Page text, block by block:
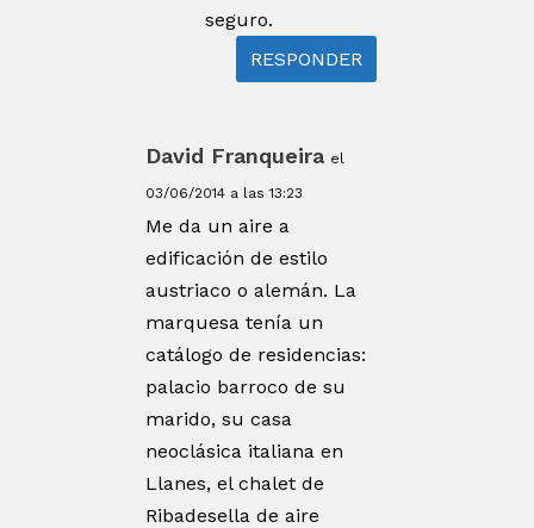
seguro.
RESPONDER
David Franqueira el
03/06/2014 a las 13:23
Me da un aire a
edificación de estilo
austriaco o alemán. La
marquesa tenía un
catálogo de residencias:
palacio barroco de su
marido, su casa
neoclásica italiana en
Llanes, el chalet de
Ribadesella de aire